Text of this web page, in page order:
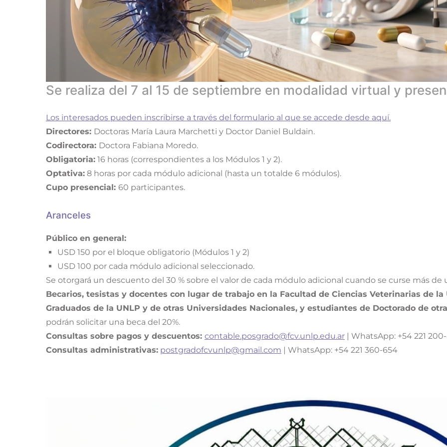
Se realiza del 7 al 15 de septiembre en modalidad virtual y
Los interesados pueden inscribirse a través del formulario al que se accede desde aquí.
Directores: Doctoras María Laura Marchetti y Doctor Daniel Buldain.
Codirectora: Doctora Fabiana Moredo.
Obligatoria: 16 horas (correspondientes a los Módulos 1 y 2).
Optativa: 8 horas por cada módulo adicional (hasta un totalde 6 módulos).
Cupo presencial: 60 participantes.
Aranceles
Público en general:
USD 150 por el bloque obligatorio (Módulos 1 y 2)
USD 100 por cada módulo adicional seleccionado.
Se otorgará un descuento del 30 % sobre el valor de cada módulo adicional cuando se curse más de
Becarios, tesistas y docentes con lugar de trabajo en la Facultad de Ciencias Veterinarias de la
Graduados de la UNLP y de otras Universidades Nacionales, y estudiantes de Doctorado de
podrán solicitar una beca del 20%.
Consultas sobre pagos y descuentos: contable.posgrado@fcv.unlp.edu.ar | WhatsApp: +54 221
Consultas administrativas: postgradofcvunlp@gmail.com | WhatsApp: +54 221 360-654